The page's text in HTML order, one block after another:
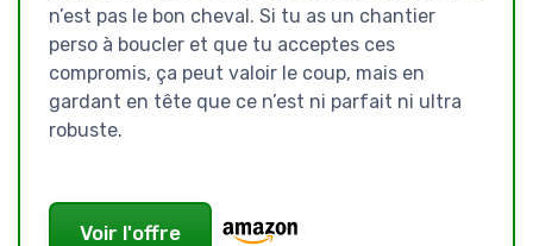
n’est pas le bon cheval. Si tu as un chantier
perso à boucler et que tu acceptes ces
compromis, ça peut valoir le coup, mais en
gardant en tête que ce n’est ni parfait ni ultra
robuste.
Voir l'offre